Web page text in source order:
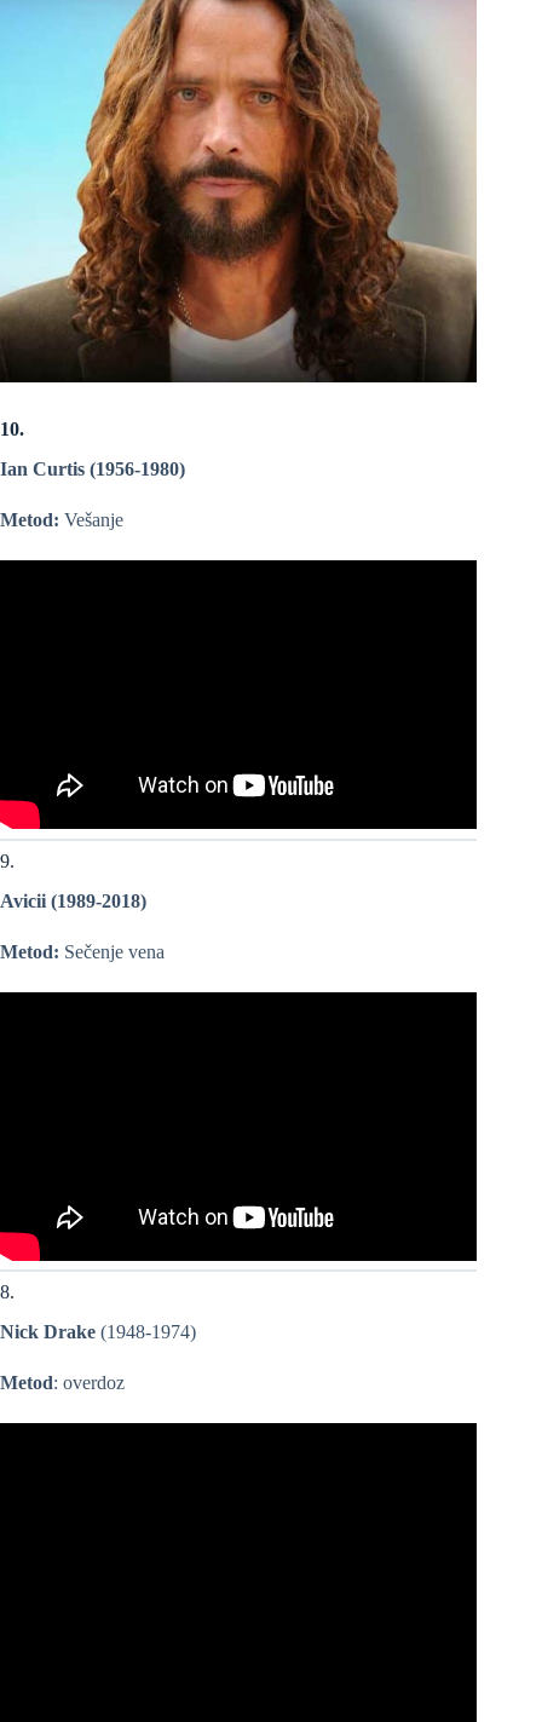
10.
Ian Curtis (1956-1980)
Metod: Vešanje
9.
Avicii (1989-2018)
Metod: Sečenje vena
8.
Nick Drake (1948-1974)
Metod: overdoz